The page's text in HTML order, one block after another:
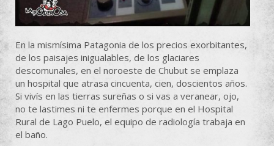
En la mismísima Patagonia de los precios exorbitantes,
de los paisajes inigualables, de los glaciares
descomunales, en el noroeste de Chubut se emplaza
un hospital que atrasa cincuenta, cien, doscientos años.
Si vivís en las tierras sureñas o si vas a veranear, ojo,
no te lastimes ni te enfermes porque en el Hospital
Rural de Lago Puelo, el equipo de radiología trabaja en
el baño.